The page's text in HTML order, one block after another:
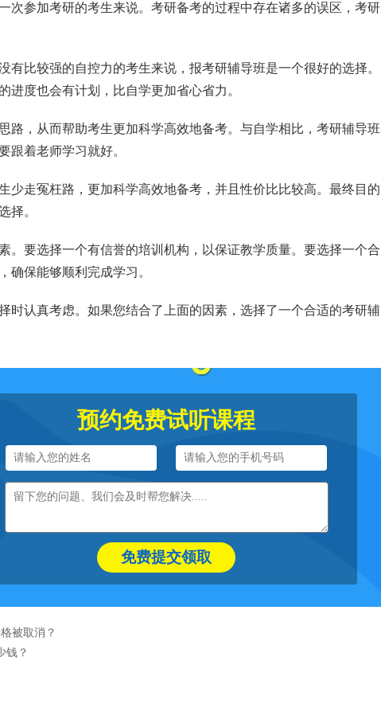
次参加考研的考生来说。考研备考的过程中存在诸多的误区，考研
比较强的自控力的考生来说，报考研辅导班是一个很好的选择。
度也会有计划，比自学更加省心省力。
路，从而帮助考生更加科学高效地备考。与自学相比，考研辅导班
跟着老师学习就好。
少走冤枉路，更加科学高效地备考，并且性价比比较高。最终目的
择。
。要选择一个有信誉的培训机构，以保证教学质量。要选择一个合
确保能够顺利完成学习。
时认真考虑。如果您结合了上面的因素，选择了一个合适的考研辅
预约免费试听课程
免费提交领取
被取消？
钱？